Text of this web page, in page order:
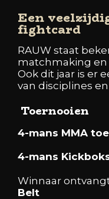
Een
fightcard
RAUW staat
matchmaking
Ook dit jaar is er
van disciplines
Toernooien
4-mans MMA
4-mans
Winnaar
Belt